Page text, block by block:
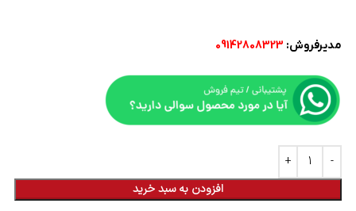
مدیرفروش: 09142808323
افزودن به سبد خرید